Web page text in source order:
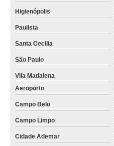
Higienópolis
Paulista
Santa Cecilia
São Paulo
Vila Madalena
Aeroporto
Campo Belo
Campo Limpo
Cidade Ademar